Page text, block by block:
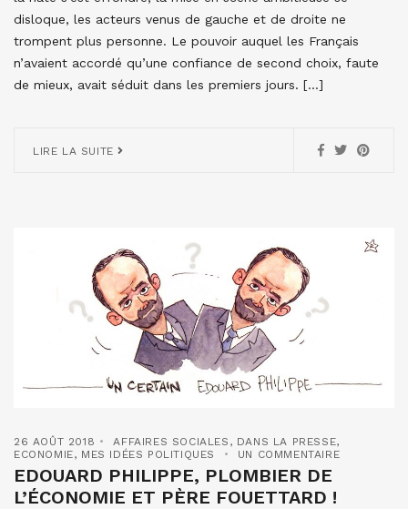
disloque, les acteurs venus de gauche et de droite ne
trompent plus personne. Le pouvoir auquel les Français
n’avaient accordé qu’une confiance de second choix, faute
de mieux, avait séduit dans les premiers jours. […]
LIRE LA SUITE
26 AOÛT 2018 AFFAIRES SOCIALES , DANS LA PRESSE,
ECONOMIE, MES IDÉES POLITIQUES UN COMMENTAIRE
EDOUARD PHILIPPE, PLOMBIER DE
L’ÉCONOMIE ET PÈRE FOUETTARD !